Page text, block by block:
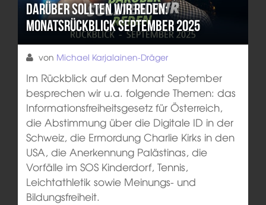
Darüber sollten wir reden:
Monatsrückblick September 2025
von Michael Karjalainen-Dräger
Im Rückblick auf den Monat September
besprechen wir u.a. folgende Themen: das
Informationsfreiheitsgesetz für Österreich,
die Abstimmung über die Digitale ID in der
Schweiz, die Ermordung Charlie Kirks in den
USA, die Anerkennung Palästinas, die
Vorfälle im SOS Kinderdorf, Tennis,
Leichtathletik sowie Meinungs- und
Bildungsfreiheit.